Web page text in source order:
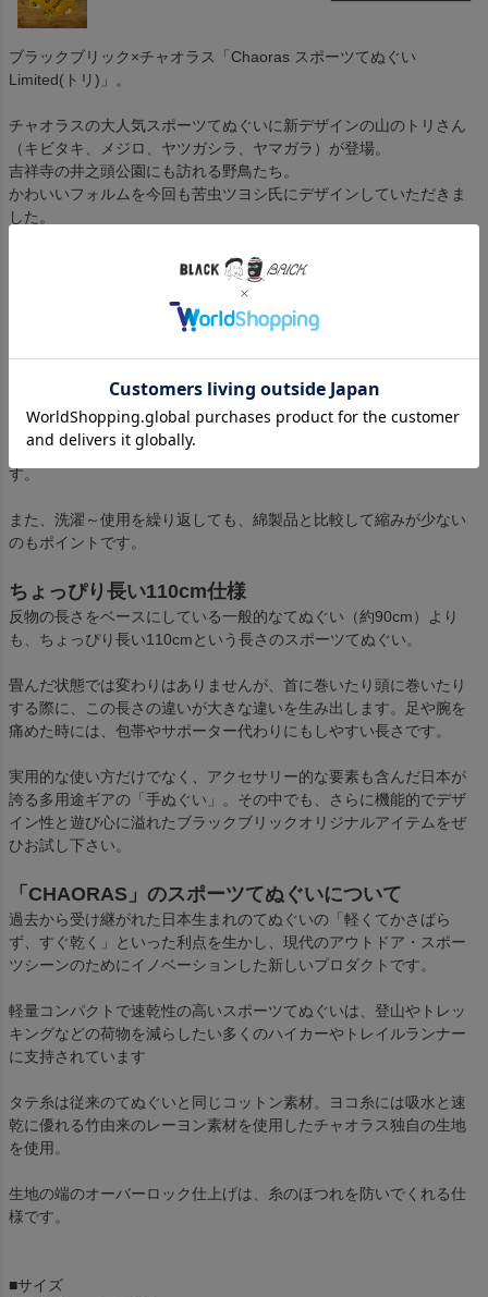
ブラックブリック×チャオラス「Chaoras スポーツてぬぐい
Limited(トリ)」。
チャオラスの大人気スポーツてぬぐいに新デザインの山のトリさん
（キビタキ、メジロ、ヤツガシラ、ヤマガラ）が登場。
吉祥寺の井之頭公園にも訪れる野鳥たち。
かわいいフォルムを今回も苦虫ツヨシ氏にデザインしていただきま
した。
ぜひ、みなさんのてぬぐいコレクションに加えてください。
綿100%にはない速乾性と伸縮性
スポーツてぬぐいの特徴として挙げられるのが、コットンとレーヨ
ン混紡の素材を使用している点。竹由来のレーヨン繊維との混紡素
材を使う事で、綿製品にはない速乾性と適度な伸縮性を備えていま
汗をしっかり拭いた後は、ザックに吊るしておけば素早く乾きま
す。
また、洗濯～使用を繰り返しても、綿製品と比較して縮みが少ない
のもポイントです。
ちょっぴり長い110cm仕様
反物の長さをベースにしている一般的なてぬぐい（約90cm）より
も、ちょっぴり長い110cmという長さのスポーツてぬぐい。
畳んだ状態では変わりはありませんが、首に巻いたり頭に巻いたり
する際に、この長さの違いが大きな違いを生み出します。足や腕を
痛めた時には、包帯やサポーター代わりにもしやすい長さです。
実用的な使い方だけでなく、アクセサリー的な要素も含んだ日本が
誇る多用途ギアの「手ぬぐい」。その中でも、さらに機能的でデザ
イン性と遊び心に溢れたブラックブリックオリジナルアイテムをぜ
ひお試し下さい。
「CHAORAS」のスポーツてぬぐいについて
過去から受け継がれた日本生まれのてぬぐいの「軽くてかさばら
ず、すぐ乾く」といった利点を生かし、現代のアウトドア・スポー
ツシーンのためにイノベーションした新しいプロダクトです。
軽量コンパクトで速乾性の高いスポーツてぬぐいは、登山やトレッ
キングなどの荷物を減らしたい多くのハイカーやトレイルランナー
に支持されています
タテ糸は従来のてぬぐいと同じコットン素材。ヨコ糸には吸水と速
乾に優れる竹由来のレーヨン素材を使用したチャオラス独自の生地
を使用。
生地の端のオーバーロック仕上げは、糸のほつれを防いでくれる仕
様です。
■サイズ